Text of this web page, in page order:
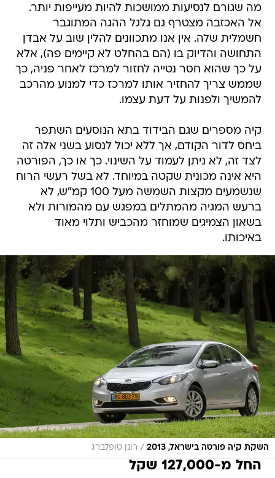
מה שגורם לנסיעות ממושכות להיות מעייפות יותר.
אל האכזבה מצטרף גם גלגל ההגה המתוגבר
חשמלית שלה. אין אנו מתכוונים להלין שוב על אבדן
התחושה והדיוק בו (הם בהחלט לא קיימים פה), אלא
על כך שהוא חסר נטייה לחזור למרכז לאחר פניה, כך
שממש צריך להחזיר אותו למרכז כדי למנוע מהרכב
להמשיך ולפנות על דעת עצמו.
קיה מספרים שגם הבידוד בתא הנוסעים השתפר
ביחס לדור הקודם, אך ללא יכול לנסוע בשני אלה זה
לצד זה, לא ניתן לעמוד על השינוי. כך או כך, הפורטה
היא אינה מכונית שקטה במיוחד. לא בשל רעשי הרוח
שנשמעים מקצות השמשה מעל 100 קמ"ש, לא
ברעש המגיה מהמתלים במפגש עם מהמורות ולא
בשאון הצמיגים שמוחזר מהכביש ותלוי מאוד
באיכותו.
השקת קיה פורטה בישראל, 2013 / רונן טופלברג
החל מ-127,000 שקל